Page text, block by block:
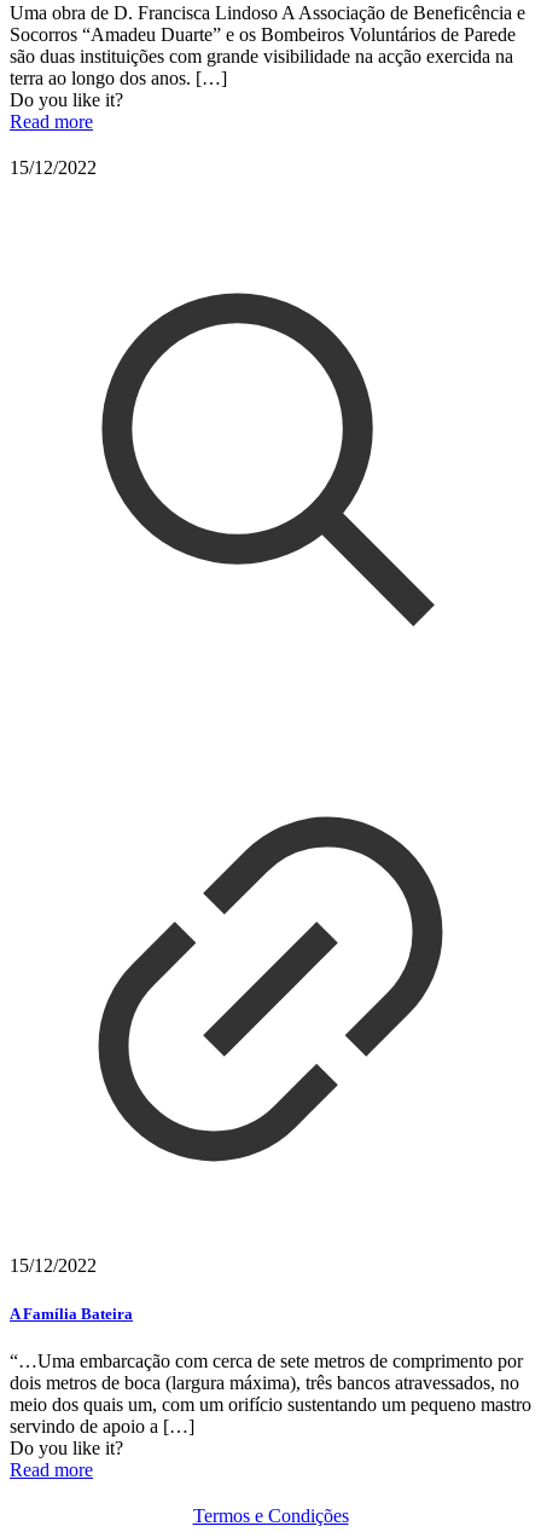
Uma obra de D. Francisca Lindoso A Associação de Beneficência e
Socorros “Amadeu Duarte” e os Bombeiros Voluntários de Parede
são duas instituições com grande visibilidade na acção exercida na
terra ao longo dos anos. […]
Do you like it?
Read more
15/12/2022
15/12/2022
A Família Bateira
“…Uma embarcação com cerca de sete metros de comprimento por
dois metros de boca (largura máxima), três bancos atravessados, no
meio dos quais um, com um orifício sustentando um pequeno mastro
servindo de apoio a […]
Do you like it?
Read more
Termos e Condições